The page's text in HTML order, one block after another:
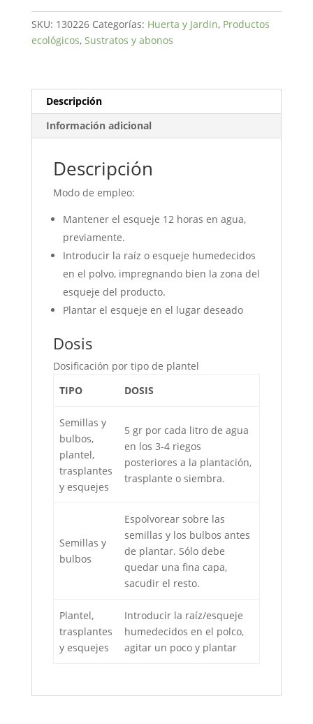
cantidad
SKU: 130226 Categorías: Huerta y Jardin, Productos
ecológicos, Sustratos y abonos
Descripción
Información adicional
Descripción
Modo de empleo:
Mantener el esqueje 12 horas en agua,
previamente.
Introducir la raíz o esqueje humedecidos
en el polvo, impregnando bien la zona del
esqueje del producto.
Plantar el esqueje en el lugar deseado
Dosis
Dosificación por tipo de plantel
TIPO
DOSIS
Semillas y
bulbos,
plantel,
trasplantes
y esquejes
5 gr por cada litro de agua
en los 3-4 riegos
posteriores a la plantación,
trasplante o siembra.
Semillas y
bulbos
Espolvorear sobre las
semillas y los bulbos antes
de plantar. Sólo debe
quedar una fina capa,
sacudir el resto.
Plantel,
trasplantes
y esquejes
Introducir la raíz/esqueje
humedecidos en el polco,
agitar un poco y plantar